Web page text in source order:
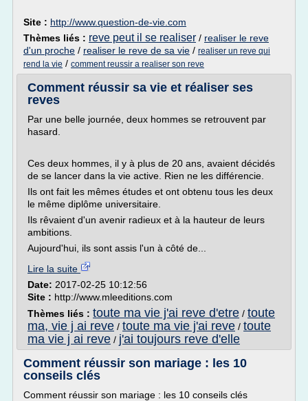
Site : http://www.question-de-vie.com
Thèmes liés : reve peut il se realiser / realiser le reve
d'un proche / realiser le reve de sa vie / realiser un reve qui
rend la vie / comment reussir a realiser son reve
Comment réussir sa vie et réaliser ses
reves
Par une belle journée, deux hommes se retrouvent par
hasard.
Ces deux hommes, il y à plus de 20 ans, avaient décidés
de se lancer dans la vie active. Rien ne les différencie.
Ils ont fait les mêmes études et ont obtenu tous les deux
le même diplôme universitaire.
Ils rêvaient d'un avenir radieux et à la hauteur de leurs
ambitions.
Aujourd'hui, ils sont assis l'un à côté de...
Lire la suite
Date: 2017-02-25 10:12:56
Site : http://www.mleeditions.com
Thèmes liés : toute ma vie j'ai reve d'etre / toute
ma, vie j ai reve / toute ma vie j'ai reve / toute
ma vie j ai reve / j'ai toujours reve d'elle
Comment réussir son mariage : les 10
conseils clés
Comment réussir son mariage : les 10 conseils clés